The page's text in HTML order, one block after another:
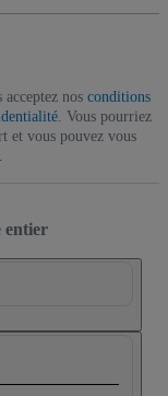
nos conditions
. Vous pourriez
et vous pouvez vous
entier